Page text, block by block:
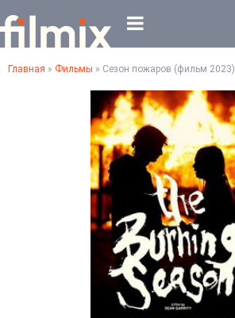
Главная » Фильмы » Сезон пожаров (фильм 2023)